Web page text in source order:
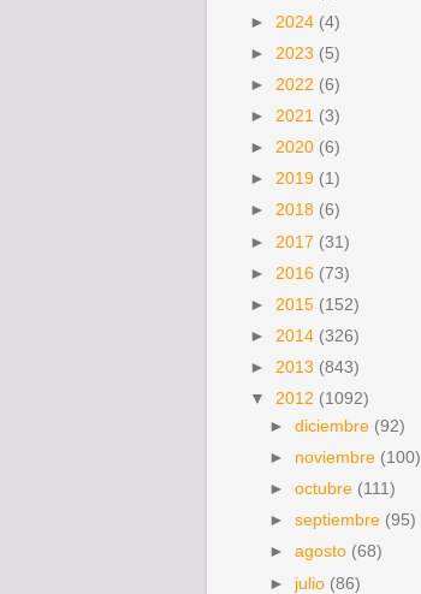
► 2024 (4)
► 2023 (5)
► 2022 (6)
► 2021 (3)
► 2020 (6)
► 2019 (1)
► 2018 (6)
► 2017 (31)
► 2016 (73)
► 2015 (152)
► 2014 (326)
► 2013 (843)
▼ 2012 (1092)
►diciembre (92)
► noviembre (100)
►octubre (111)
►septiembre (95)
►agosto (68)
► julio (86)